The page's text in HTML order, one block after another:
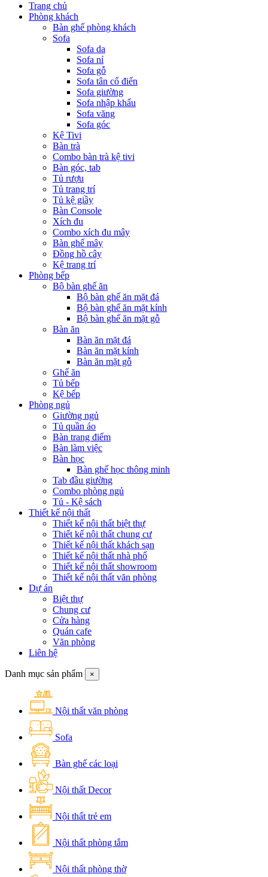
Trang chủ
Phòng khách
Bàn ghế phòng khách
Sofa
Sofa da
Sofa nỉ
Sofa gỗ
Sofa tân cổ điển
Sofa giường
Sofa nhập khẩu
Sofa văng
Sofa góc
Kệ Tivi
Bàn trà
Combo bàn trà kệ tivi
Bàn góc, tab
Tủ rượu
Tủ trang trí
Tủ kệ giầy
Bàn Console
Xích đu
Combo xích đu mây
Bàn ghế mây
Đồng hồ cây
Kệ trang trí
Phòng bếp
Bộ bàn ghế ăn
Bộ bàn ghế ăn mặt đá
Bộ bàn ghế ăn mặt kính
Bộ bàn ghế ăn mặt gỗ
Bàn ăn
Bàn ăn mặt đá
Bàn ăn mặt kính
Bàn ăn mặt gỗ
Ghế ăn
Tủ bếp
Kệ bếp
Phòng ngủ
Giường ngủ
Tủ quần áo
Bàn trang điểm
Bàn làm việc
Bàn học
Bàn ghế học thông minh
Tab đầu giường
Combo phòng ngủ
Tủ - Kệ sách
Thiết kế nội thất
Thiết kế nội thất biệt thự
Thiết kế nội thất chung cư
Thiết kế nội thất khách sạn
Thiết kế nội thất nhà phố
Thiết kế nội thất showroom
Thiết kế nội thất văn phòng
Dự án
Biệt thự
Chung cư
Cửa hàng
Quán cafe
Văn phòng
Liên hệ
Danh mục sản phẩm ×
Nội thất văn phòng
Sofa
Bàn ghế các loại
Nội thất Decor
Nội thất trẻ em
Nội thất phòng tắm
Nội thất phòng thờ